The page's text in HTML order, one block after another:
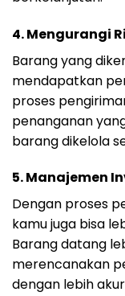
4.Mengurangi
Barang yang
mendapatkan
proses
penanganan
barang dikelola
5.Manajemen
Dengan proses
kamu juga bisa
Barang datang
merencanakan
dengan lebih